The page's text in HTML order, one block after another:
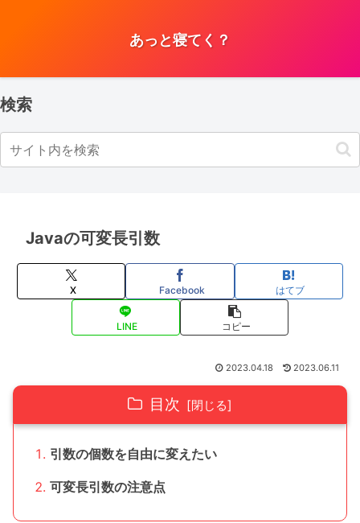
あっと寝てく？
検索
Javaの可変長引数
X Facebook はてブ
LINE コピー
2023.04.18 2023.06.11
目次
引数の個数を自由に変えたい
可変長引数の注意点